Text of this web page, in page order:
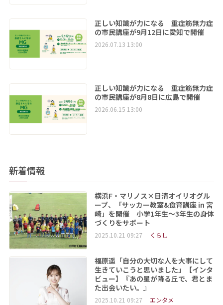
正しい知識が力になる 重症筋無力症
の市民講座が9月12日に愛知で開催
2026.07.13 13:00
正しい知識が力になる 重症筋無力症
の市民講座が8月8日に広島で開催
2026.06.15 13:00
新着情報
横浜F・マリノス×日清オイリオグル
ープ、「サッカー教室&食育講座 in 宮
崎」を開催 小学1年生～3年生の身体
づくりをサポート
2025.10.21 09:27 くらし
福原遥「自分の大切な人を大事にして
生きていこうと思いました」【インタ
ビュー】『あの星が降る丘で、君とま
た出会いたい。』
2025.10.21 09:27 エンタメ